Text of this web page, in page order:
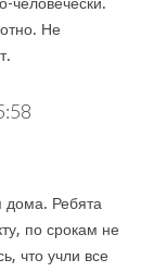
человечески.
Не
дома. Ребята
по срокам не
что учли все